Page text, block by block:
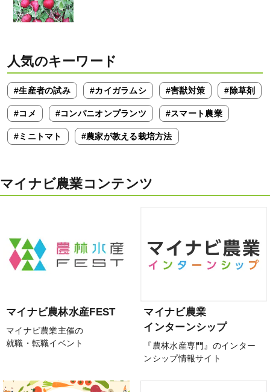
人気のキーワード
#生産者の試み #カイガラムシ #害獣対策 #除草剤
#コメ #コンパニオンプランツ #スマート農業
#ミニトマト #農家が教える栽培方法
マイナビ農業コンテンツ
マイナビ農林水産FEST
マイナビ農業主催の
就職・転職イベント
マイナビ農業
インターンシップ
『農林水産専門』のインター
ンシップ情報サイト